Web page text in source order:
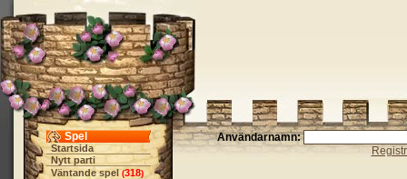
Spel
Startsida
Nytt parti
Väntande spel (318)
Användarnamn: